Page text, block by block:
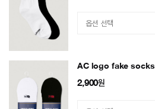
AC logo fake socks
2,900원